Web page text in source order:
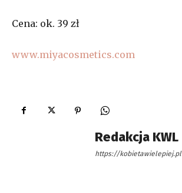
Cena: ok. 39 zł
www.miyacosmetics.com
Redakcja KWL
https://kobietawielepiej.pl